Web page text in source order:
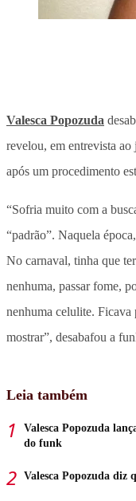
Valesca Popozuda
revelou, em entrevista ao
após um procedimento
“Sofria muito com a
“padrão”. Naquela
No carnaval, tinha que
nenhuma, passar fome,
nenhuma celulite. Ficava
mostrar”, desabafou a
Leia também
Valesca Popozuda
do funk
Valesca Popozuda diz